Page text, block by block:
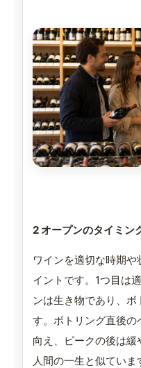
2 オープンのタイミン
ワインを適切な時期
イントです。1つ目は
ンは生き物であり、
す。ボトリング直後
向え、ピークの後は
人間の一生と似てい